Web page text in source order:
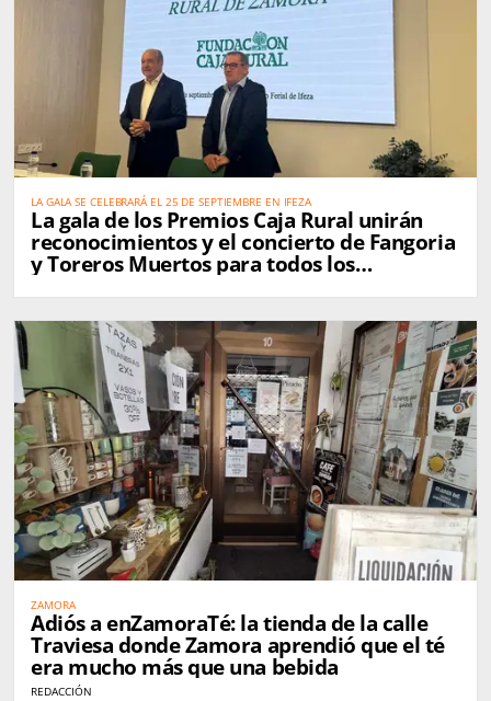
LA GALA SE CELEBRARÁ EL 25 DE SEPTIEMBRE EN IFEZA
La gala de los Premios Caja Rural unirán
reconocimientos y el concierto de Fangoria
y Toreros Muertos para todos los
ZAMORA
Adiós a enZamoraTé: la tienda de la calle
Traviesa donde Zamora aprendió que el té
era mucho más que una bebida
REDACCIÓN